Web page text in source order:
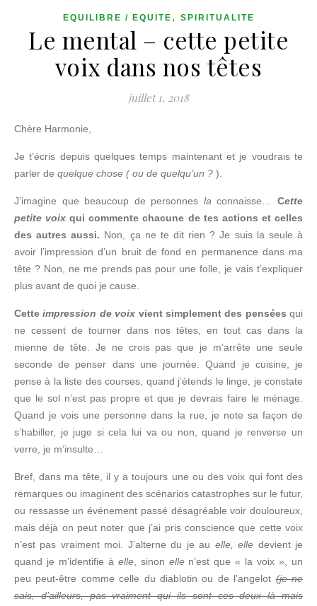
EQUILIBRE / EQUITE , SPIRITUALITE
Le mental – cette petite
voix dans nos têtes
juillet 1, 2018
Chère Harmonie,
Je t’écris depuis quelques temps maintenant et je voudrais te
parler de quelque chose ( ou de quelqu’un ? ).
J’imagine que beaucoup de personnes la connaisse…Cette
petite voixqui commente chacune de tes actions et celles
des autres aussi. Non, ça ne te dit rien ? Je suis la seule à
avoir l’impression d’un bruit de fond en permanence dans ma
tête ? Non, ne me prends pas pour une folle, je vais t’expliquer
plus avant de quoi je cause.
Cette impression de voix vient simplement des pensées qui
ne cessent de tourner dans nos têtes, en tout cas dans la
mienne de tête. Je ne crois pas que je m’arrête une seule
seconde de penser dans une journée. Quand je cuisine, je
pense à la liste des courses, quand j’étends le linge, je constate
que le sol n’est pas propre et que je devrais faire le ménage.
Quand je vois une personne dans la rue, je note sa façon de
s’habiller, je juge si cela lui va ou non, quand je renverse un
verre, je m’insulte…
Bref, dans ma tête, il y a toujours une ou des voix qui font des
remarques ou imaginent des scénarios catastrophes sur le futur,
ou ressasse un événement passé désagréable voir douloureux,
mais déjà on peut noter que j’ai pris conscience que cette voix
n’est pas vraiment moi. J’alterne du je au elle, elle devient je
quand je m’identifie à elle, sinon ellen’est que « la voix », un
peu peut-être comme celle du diablotin ou de l’angelot(je ne
sais, d’ailleurs, pas vraiment qui ils sont ces deux là mais